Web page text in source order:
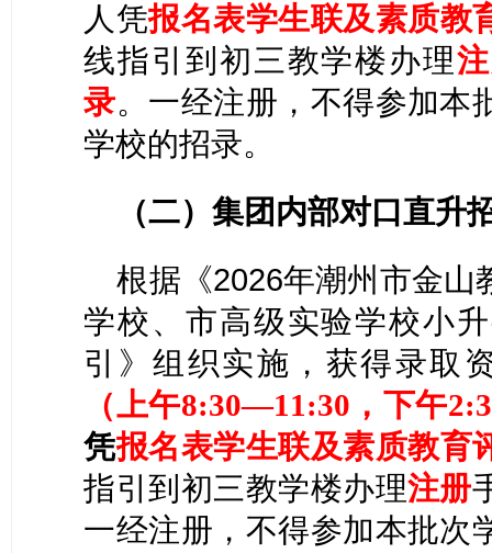
人凭报名表学生联及素质教
线指引到初三教学楼办理
录。一经注册，不得参加本
学校的招录。
（二）集团内部对口直升
根据《2026年潮州市金山
学校、市高级实验学校小
引》组织实施，获得录取
（上午8:30—11:30，下午
凭报名表学生联及素质教育
指引到初三教学楼办理注册
一经注册，不得参加本批次